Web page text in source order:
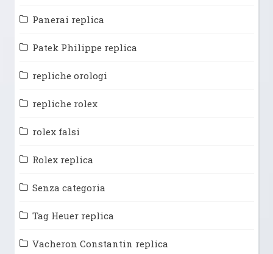
Panerai replica
Patek Philippe replica
repliche orologi
repliche rolex
rolex falsi
Rolex replica
Senza categoria
Tag Heuer replica
Vacheron Constantin replica